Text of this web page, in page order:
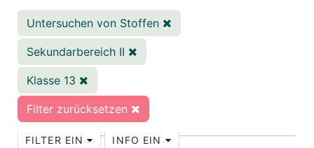
Untersuchen von Stoffen
Sekundarbereich II
Klasse 13
Filter zurücksetzen
FILTER EIN INFO EIN